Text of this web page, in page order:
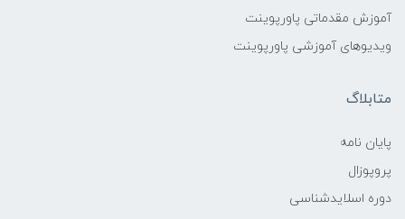
آموزش مقدماتی پاورپوینت
ویدیوهای آموزشی پاورپوینت
متابلاگ
پایان نامه
پروپوزال
دوره اسلایدشناسی